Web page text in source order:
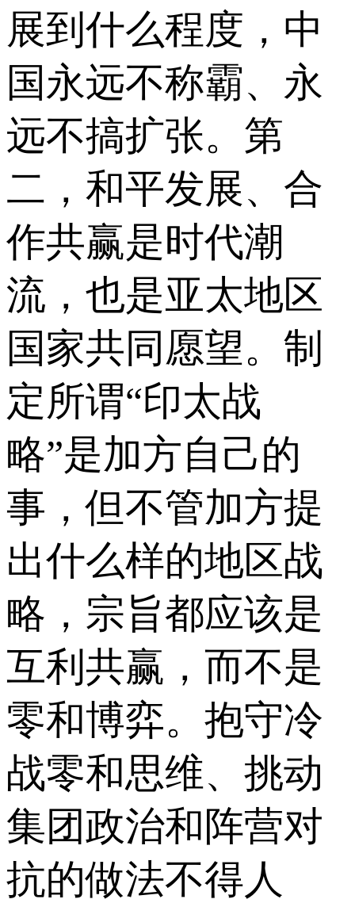
展到什么程度，中
国永远不称霸、永
远不搞扩张。第
二，和平发展、合
作共赢是时代潮
流，也是亚太地区
国家共同愿望。制
定所谓“印太战
略”是加方自己的
事，但不管加方提
出什么样的地区战
略，宗旨都应该是
互利共赢，而不是
零和博弈。抱守冷
战零和思维、挑动
集团政治和阵营对
抗的做法不得人